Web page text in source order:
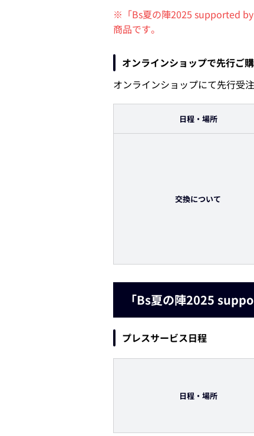
※「Bs夏の陣2025 supported by
商品です。
オンラインショップで先行ご
オンラインショップにて先行受
日程・場所
交換について
「Bs夏の陣2025
プレスサービス日程
日程・場所